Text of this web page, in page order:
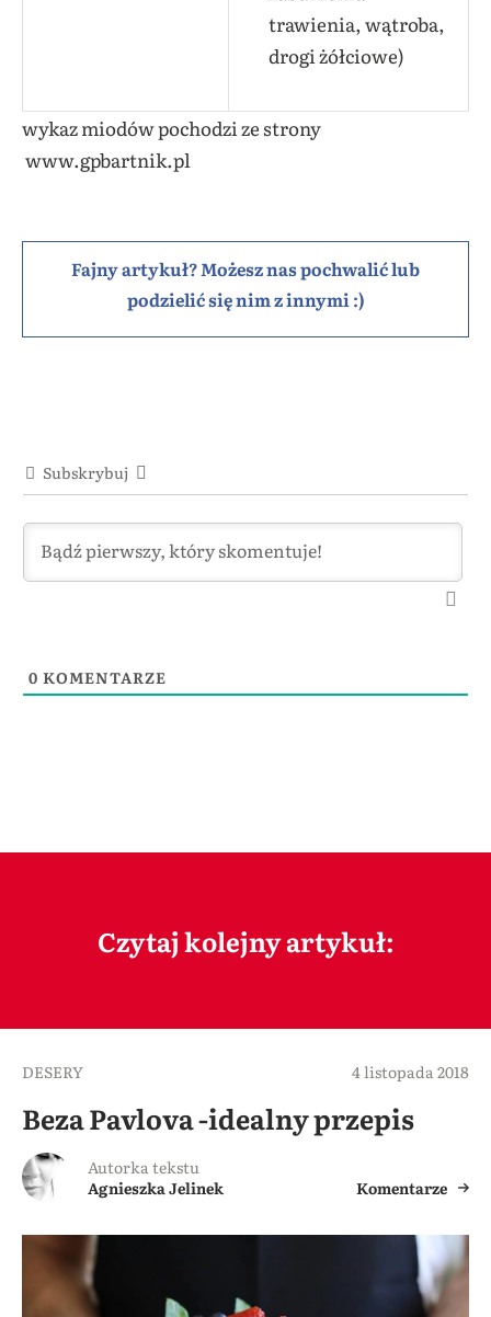
trawienia, wątroba,
drogi żółciowe)
wykaz miodów pochodzi ze strony
www.gpbartnik.pl
Fajny artykuł? Możesz nas pochwalić lub
podzielić się nim z innymi :)
Subskrybuj
0 KOMENTARZE
Czytaj kolejny artykuł:
DESERY 4 listopada 2018
Beza Pavlova -idealny przepis
Autorka tekstu
Agnieszka Jelinek
Komentarze